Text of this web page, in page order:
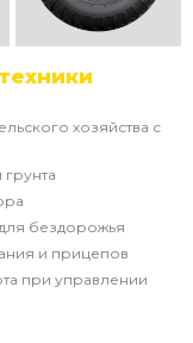
хозяйства с
бездорожья
и прицепов
при управлении